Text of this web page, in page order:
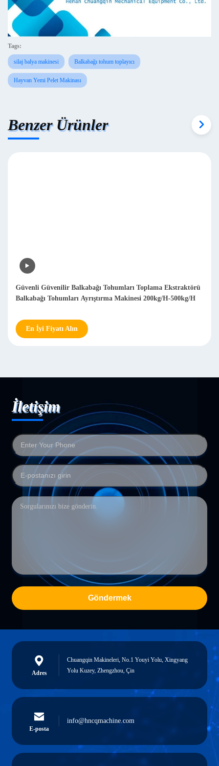
Tags:
silaj balya makinesi Balkabağı tohum toplayıcı
Hayvan Yemi Pelet Makinası
Benzer Ürünler
Güvenli Güvenilir Balkabağı Tohumları Toplama Ekstraktörü
Balkabağı Tohumları Ayrıştırma Makinesi 200kg/H-500kg/H
En İyi Fiyatı Alın
İletişim
Göndermek
Adres
Chuangqin Makineleri, No.1 Youyi Yolu, Xingyang
Yolu Kuzey, Zhengzhou, Çin
E-posta
info@hncqmachine.com